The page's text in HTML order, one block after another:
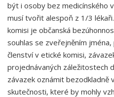
být i osoby bez medicínského
musí tvořit alespoň z 1/3
komisi je občanská
souhlas se zveřejněním
členství v etické komisi,
projednávaných záležitostech
závazek oznámit bezodkladně
skutečnosti, které by mohly